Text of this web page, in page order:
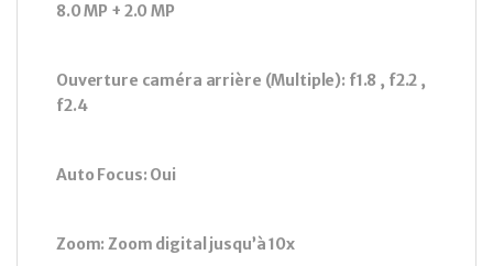
8.0 MP + 2.0 MP
Ouverture caméra arrière (Multiple): f1.8 , f2.2 ,
f2.4
Auto Focus: Oui
Zoom: Zoom digital jusqu’à 10x